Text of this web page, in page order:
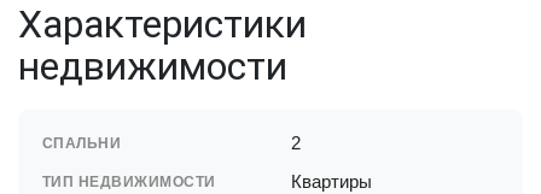
Характеристики
недвижимости
СПАЛЬНИ 2
ТИП НЕДВИЖИМОСТИ Квартиры